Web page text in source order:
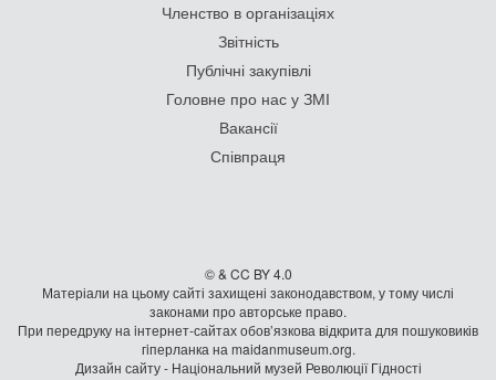
Членство в організаціях
Звітність
Публічні закупівлі
Головне про нас у ЗМІ
Вакансії
Співпраця
© & CC BY 4.0
Матеріали на цьому сайті захищені законодавством, у тому числі
законами про авторське право.
При передруку на iнтернет-сайтах обов’язкова відкрита для пошуковиків
гiперланка на maidanmuseum.org.
Дизайн сайту - Національний музей Революції Гідності